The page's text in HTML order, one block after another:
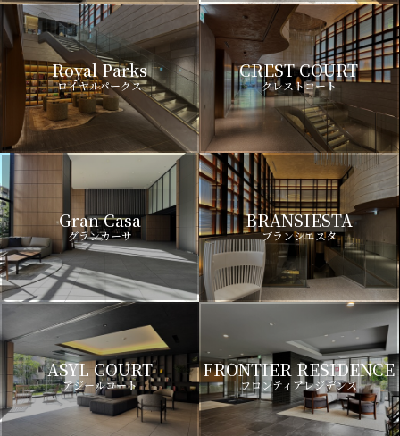
Royal Parks
ロイヤルパークス
CREST COURT
クレストコート
Gran Casa
グランカーサ
BRANSIESTA
ブランシエスタ
ASYL COURT
アジールコート
FRONTIER RESIDENCE
フロンティアレジデンス